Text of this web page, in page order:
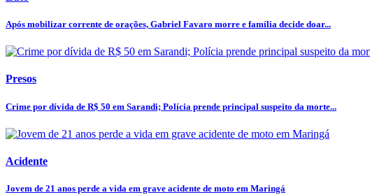
Após mobilizar corrente de orações, Gabriel Favaro morre e família decide doar...
Presos
Crime por dívida de R$ 50 em Sarandi; Polícia prende principal suspeito da morte...
Acidente
Jovem de 21 anos perde a vida em grave acidente de moto em Maringá